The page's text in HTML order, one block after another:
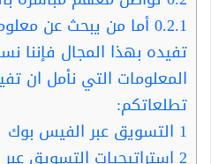
0.2.1أما من يبحث عن
تفيده بهذا المجال فإننا
المعلومات التي نأمل ان
تطلعاتكم:
1 التسويق عبر الفيس بوك